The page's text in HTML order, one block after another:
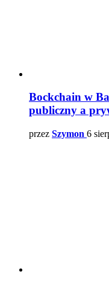
Bockchain w
publiczny a
przez Szymon 6